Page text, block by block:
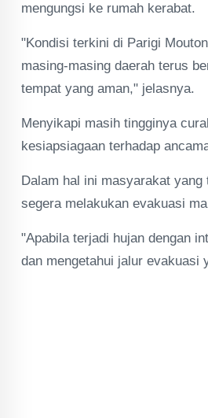
mengungsi ke rumah kerabat.
"Kondisi terkini di Parigi
masing-masing daerah terus
tempat yang aman," jelasnya.
Menyikapi masih tingginya
kesiapsiagaan terhadap
Dalam hal ini masyarakat
segera melakukan evakuasi
"Apabila terjadi hujan dengan
dan mengetahui jalur evakuasi